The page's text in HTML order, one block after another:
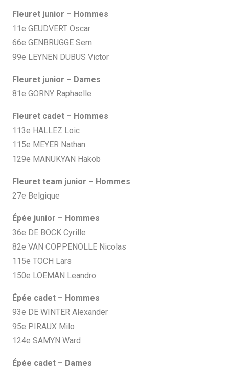
Fleuret junior – Hommes
11e GEUDVERT Oscar
66e GENBRUGGE Sem
99e LEYNEN DUBUS Victor
Fleuret junior – Dames
81e GORNY Raphaelle
Fleuret cadet – Hommes
113e HALLEZ Loic
115e MEYER Nathan
129e MANUKYAN Hakob
Fleuret team junior – Hommes
27e Belgique
Épée junior – Hommes
36e DE BOCK Cyrille
82e VAN COPPENOLLE Nicolas
115e TOCH Lars
150e LOEMAN Leandro
Épée cadet – Hommes
93e DE WINTER Alexander
95e PIRAUX Milo
124e SAMYN Ward
Épée cadet – Dames